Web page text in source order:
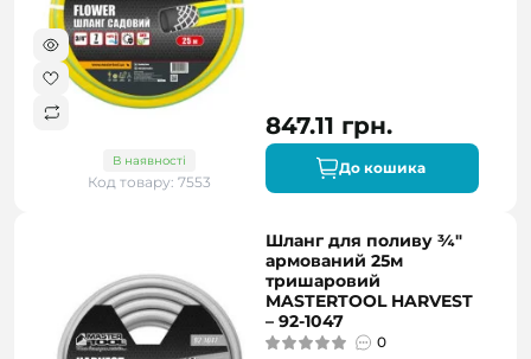
В наявності
Код товару: 7553
847.11 грн.
До кошика
Шланг для поливу ¾"
армований 25м
тришаровий
MASTERTOOL HARVEST
– 92-1047
0